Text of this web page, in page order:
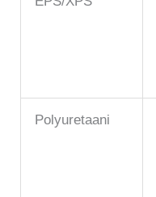
Polyuretaani